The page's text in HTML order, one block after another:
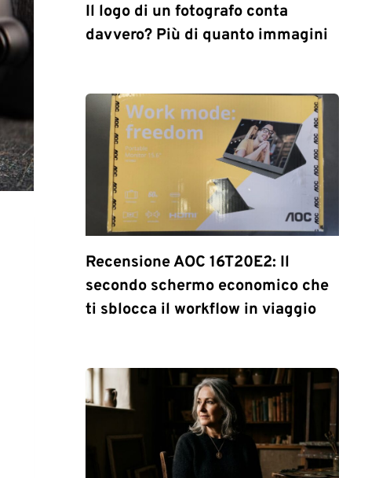
Il logo di un fotografo conta
davvero? Più di quanto immagini
Recensione AOC 16T20E2: Il
secondo schermo economico che
ti sblocca il workflow in viaggio